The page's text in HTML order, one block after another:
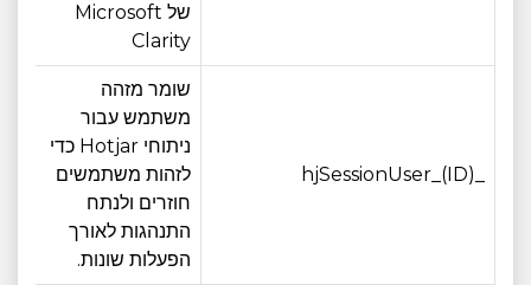
של Microsoft
Clarity
שומר מזהה
משתמש עבור
ניתוחי Hotjar כדי
לזהות משתמשים
חוזרים ולנתח
התנהגות לאורך
הפעלות שונות.